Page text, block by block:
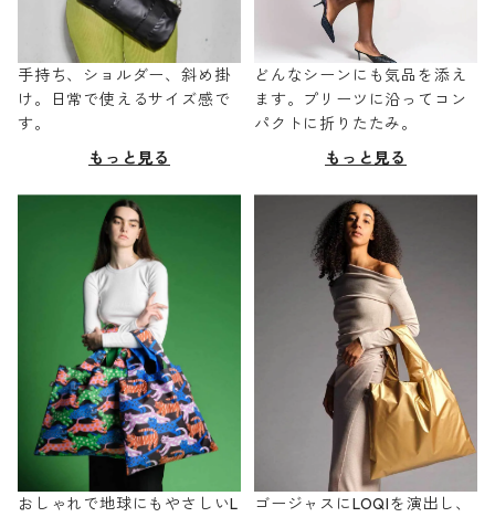
手持ち、ショルダー、斜め掛
け。日常で使えるサイズ感で
す。
もっと見る
どんなシーンにも気品を添え
ます。プリーツに沿ってコン
パクトに折りたたみ。
もっと見る
おしゃれで地球にもやさしいL
ゴージャスにLOQIを演出し、